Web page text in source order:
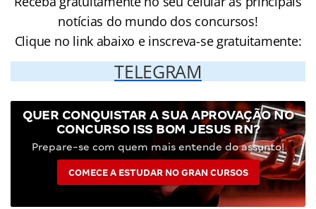
notícias do mundo dos concursos!
Clique no link abaixo e inscreva-se gratuitamente:
TELEGRAM
QUER CONQUISTAR A SUA APROVAÇÃO NO
CONCURSO ISS BOM JESUS RN?
Prepare-se com quem mais entende do assunto!
COMECE A ESTUDAR NO GRAN CURSOS